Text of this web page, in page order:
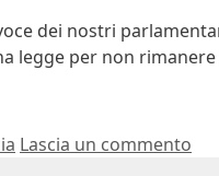
dei nostri
legge per non rimanere
Lascia un commento